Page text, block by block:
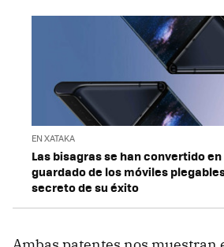
EN XATAKA
Las bisagras se han convertido
guardado de los móviles
secreto de su éxito